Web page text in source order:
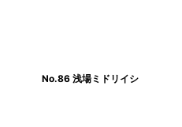
No.86 浅場ミドリイシ